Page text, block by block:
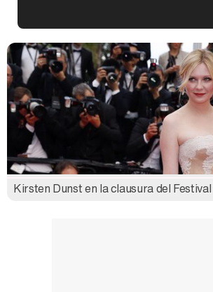
Kirsten Dunst en la clausura del